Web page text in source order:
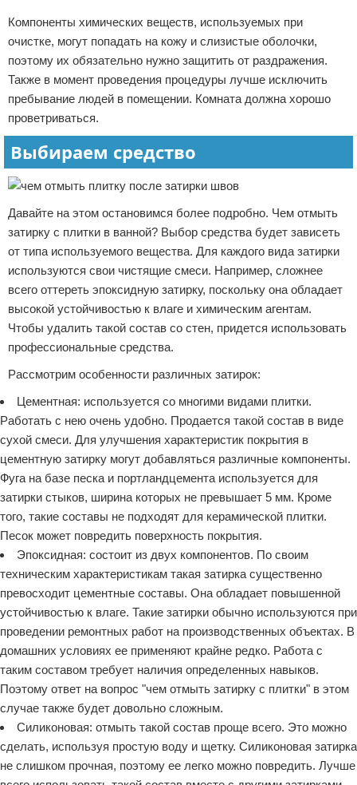
Компоненты химических веществ, используемых при
очистке, могут попадать на кожу и слизистые оболочки,
поэтому их обязательно нужно защитить от раздражения.
Также в момент проведения процедуры лучше исключить
пребывание людей в помещении. Комната должна хорошо
проветриваться.
Выбираем средство
Давайте на этом остановимся более подробно. Чем отмыть
затирку с плитки в ванной? Выбор средства будет зависеть
от типа используемого вещества. Для каждого вида затирки
используются свои чистящие смеси. Например, сложнее
всего оттереть эпоксидную затирку, поскольку она обладает
высокой устойчивостью к влаге и химическим агентам.
Чтобы удалить такой состав со стен, придется использовать
профессиональные средства.
Рассмотрим особенности различных затирок:
Цементная: используется со многими видами плитки.
Работать с нею очень удобно. Продается такой состав в виде
сухой смеси. Для улучшения характеристик покрытия в
цементную затирку могут добавляться различные компоненты.
Фуга на базе песка и портландцемента используется для
затирки стыков, ширина которых не превышает 5 мм. Кроме
того, такие составы не подходят для керамической плитки.
Песок может повредить поверхность покрытия.
Эпоксидная: состоит из двух компонентов. По своим
техническим характеристикам такая затирка существенно
превосходит цементные составы. Она обладает повышенной
устойчивостью к влаге. Такие затирки обычно используются при
проведении ремонтных работ на производственных объектах. В
домашних условиях ее применяют крайне редко. Работа с
таким составом требует наличия определенных навыков.
Поэтому ответ на вопрос "чем отмыть затирку с плитки" в этом
случае также будет довольно сложным.
Силиконовая: отмыть такой состав проще всего. Это можно
сделать, используя простую воду и щетку. Силиконовая затирка
не слишком прочная, поэтому ее легко можно повредить. Лучше